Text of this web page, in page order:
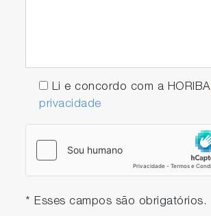
Li e concordo com a HORIBA
privacidade
* Esses campos são obrigatórios.